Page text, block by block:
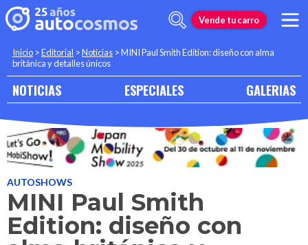
Vende tu carro
Inicio >Editorial >Noticias >MINI Paul Smith Edition: diseño con alma
británica y detalles únicos
NOTICIAS ESPECIALES GALERIAS
AUTOSHOWS
MINI Paul Smith
Edition: diseño con